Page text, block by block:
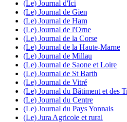
(Le) Journal d'Ici
(Le) Journal de Gien
(Le) Journal de Ham
(Le) Journal de l'Orne
(Le) Journal de la Corse
(Le) Journal de la Haute-Marne
(Le) Journal de Millau
(Le) Journal de Saone et Loire
(Le) Journal de St Barth
(Le) Journal de Vitré
(Le) Journal du Bâtiment et des
(Le) Journal du Centre
(Le) Journal du Pays Yonnais
(Le) Jura Agricole et rural